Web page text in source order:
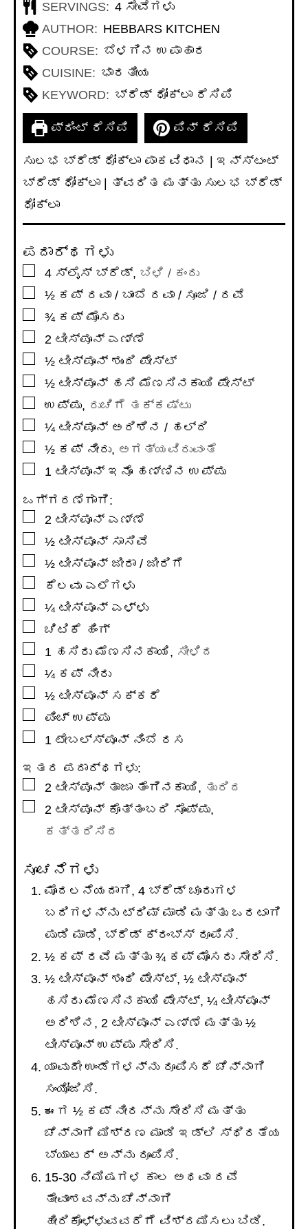
SERVINGS: 4 ಸೇವೆಗಳು
AUTHOR: HEBBARS KITCHEN
COURSE: ಬೆಳಗಿನ ಉಪಾಹಾರ
CUISINE: ಭಾರತೀಯ
KEYWORD: ಬ್ರೆಡ್ ಧೋಕ್ಲಾ ರೆಸಿಪಿ
ಪ್ರಿಂಟ್ ರೆಸಿಪಿ ಪಿನ್ ರೆಸಿಪಿ
ಸುಲಭ ಬ್ರೆಡ್ ಧೋಕ್ಲಾ ಪಾಕವಿಧಾನ | ಇನ್ಸ್ಟಂಟ್
ಬ್ರೆಡ್ ಧೋಕ್ಲಾ | ತ್ವರಿತ ಮತ್ತು ಸುಲಭ ಬ್ರೆಡ್
ಧೋಕ್ಲಾ
ಪದಾರ್ಥಗಳು
▢4 ಸ್ಲೈಸ್ ಬ್ರೆಡ್, ಬಿಳಿ / ಕಂದು
▢½ ಕಪ್ ರವಾ / ಬಾಂಬೆ ರವಾ / ಸೂಜಿ / ರವೆ
▢¾ ಕಪ್ ಮೊಸರು
▢2 ಟೀಸ್ಪೂನ್ ಎಣ್ಣೆ
▢½ ಟೀಸ್ಪೂನ್ ಶುಂಠಿ ಪೇಸ್ಟ್
▢½ ಟೀಸ್ಪೂನ್ ಹಸಿ ಮೆಣಸಿನಕಾಯಿ ಪೇಸ್ಟ್
▢ಉಪ್ಪು, ರುಚಿಗೆ ತಕ್ಕಷ್ಟು
▢¼ ಟೀಸ್ಪೂನ್ ಅರಿಶಿನ / ಹಲ್ದಿ
▢½ ಕಪ್ ನೀರು, ಅಗತ್ಯವಿರುವಂತೆ
▢1 ಟೀಸ್ಪೂನ್ ಇನೊ ಹಣ್ಣಿನ ಉಪ್ಪು
ಒಗ್ಗರಣೆಗಾಗಿ:
▢2 ಟೀಸ್ಪೂನ್ ಎಣ್ಣೆ
▢½ ಟೀಸ್ಪೂನ್ ಸಾಸಿವೆ
▢½ ಟೀಸ್ಪೂನ್ ಜೀರಾ / ಜೀರಿಗೆ
ಕೆಲವು ಎಲೆಗಳು
▢¼ ಟೀಸ್ಪೂನ್ ಎಳ್ಳು
▢ಚಿಟಿಕೆ ಹಿಂಗ್
▢1 ಹಸಿರು ಮೆಣಸಿನಕಾಯಿ, ಸೀಳಿದ
▢¼ ಕಪ್ ನೀರು
▢½ ಟೀಸ್ಪೂನ್ ಸಕ್ಕರೆ
▢ಪಿಂಚ್ ಉಪ್ಪು
▢1 ಟೇಬಲ್ಸ್ಪೂನ್ ನಿಂಬೆ ರಸ
ಇತರ ಪದಾರ್ಥಗಳು:
▢2 ಟೀಸ್ಪೂನ್ ತಾಜಾ ತೆಂಗಿನಕಾಯಿ, ತುರಿದ
▢2 ಟೀಸ್ಪೂನ್ ಕೊತ್ತಂಬರಿ ಸೊಪ್ಪು,
ಕತ್ತರಿಸಿದ
ಸೂಚನೆಗಳು
ಮೊದಲನೆಯದಾಗಿ, 4 ಬ್ರೆಡ್ ಚೂರುಗಳ
ಬದಿಗಳನ್ನು ಟ್ರಿಮ್ ಮಾಡಿ ಮತ್ತು ಒರಟಾಗಿ
ಪುಡಿ ಮಾಡಿ, ಬ್ರೆಡ್ ಕ್ರಂಬ್ಸ್ ರೂಪಿಸಿ.
½ ಕಪ್ ರವೆ ಮತ್ತು ¾ ಕಪ್ ಮೊಸರು ಸೇರಿಸಿ.
½ ಟೀಸ್ಪೂನ್ ಶುಂಠಿ ಪೇಸ್ಟ್, ½ ಟೀಸ್ಪೂನ್
ಹಸಿರು ಮೆಣಸಿನಕಾಯಿ ಪೇಸ್ಟ್, ¼ ಟೀಸ್ಪೂನ್
ಅರಿಶಿನ, 2 ಟೀಸ್ಪೂನ್ ಎಣ್ಣೆ ಮತ್ತು ½
ಟೀಸ್ಪೂನ್ ಉಪ್ಪು ಸೇರಿಸಿ.
ಯಾವುದೇ ಉಂಡೆಗಳನ್ನು ರೂಪಿಸದೆ ಚೆನ್ನಾಗಿ
ಸಂಯೋಜಿಸಿ.
ಈಗ ½ ಕಪ್ ನೀರನ್ನು ಸೇರಿಸಿ ಮತ್ತು
ಚೆನ್ನಾಗಿ ಮಿಶ್ರಣ ಮಾಡಿ ಇಡ್ಲಿ ಸ್ಥಿರತೆಯ
ಬ್ಯಾಟರ್ ಅನ್ನು ರೂಪಿಸಿ.
15-30 ನಿಮಿಷಗಳ ಕಾಲ ಅಥವಾ ರವೆ
ತೇವಾಂಶವನ್ನು ಚೆನ್ನಾಗಿ
ಹೀರಿಕೊಳ್ಳುವವರೆಗೆ ವಿಶ್ರಮಿಸಲು ಬಿಡಿ.